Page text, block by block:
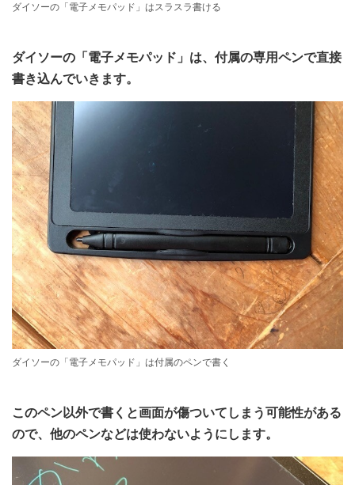
ダイソーの「電子メモパッド」はスラスラ書ける
ダイソーの「電子メモパッド」は、付属の専用ペンで直接
書き込んでいきます。
ダイソーの「電子メモパッド」は付属のペンで書く
このペン以外で書くと画面が傷ついてしまう可能性がある
ので、他のペンなどは使わないようにします。